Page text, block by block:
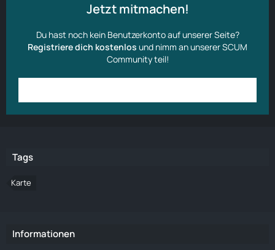
Jetzt mitmachen!
Du hast noch kein Benutzerkonto auf unserer Seite?
Registriere dich kostenlos und nimm an unserer SCUM
Community teil!
Tags
Karte
Informationen